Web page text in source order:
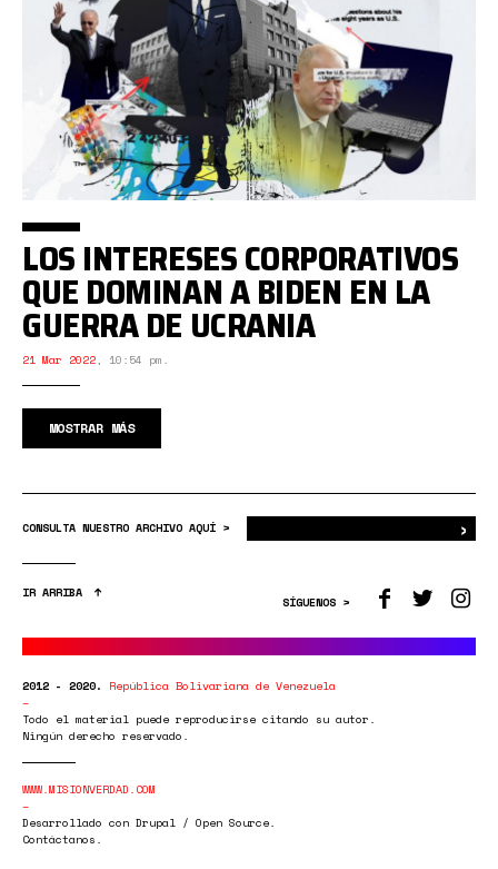
LOS INTERESES CORPORATIVOS
QUE DOMINAN A BIDEN EN LA
GUERRA DE UCRANIA
21 Mar 2022, 10:54 pm.
MOSTRAR MÁS
CONSULTA NUESTRO ARCHIVO AQUÍ > ›
IR ARRIBA
SÍGUENOS >
2012 - 2020. República Bolivariana de Venezuela
Todo el material puede reproducirse citando su autor.
Ningún derecho reservado.
WWW.MISIONVERDAD.COM
Desarrollado con Drupal / Open Source.
Contáctanos.